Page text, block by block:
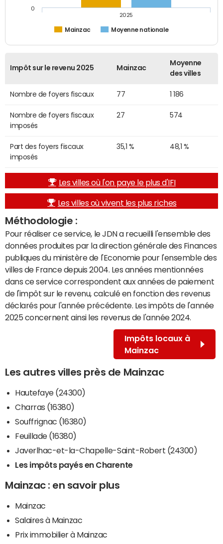
Mainzac Moyenne nationale
2025
0
Impôt sur le revenu 2025 Mainzac
Moyenne
des villes
Nombre de foyers fiscaux 77 1 186
Nombre de foyers fiscaux
imposés
27 574
Part des foyers fiscaux
imposés
35,1 % 48,1 %
Les villes où l'on paye le plus d'IFI
Les villes où vivent les plus riches
Méthodologie :
Pour réaliser ce service, le JDN a recueilli l'ensemble des
données produites par la direction générale des Finances
publiques du ministère de l'Economie pour l'ensemble des
villes de France depuis 2004. Les années mentionnées
dans ce service correspondent aux années de paiement
de l'impôt sur le revenu, calculé en fonction des revenus
déclarés pour l'année précédente. Les impôts de l'année
2025 concernent ainsi les revenus de l'année 2024.
Impôts locaux à
Mainzac
Les autres villes près de Mainzac
Hautefaye (24300)
Charras (16380)
Souffrignac (16380)
Feuillade (16380)
Javerlhac-et-la-Chapelle-Saint-Robert (24300)
Les impôts payés en Charente
Mainzac : en savoir plus
Mainzac
Salaires à Mainzac
Prix immobilier à Mainzac